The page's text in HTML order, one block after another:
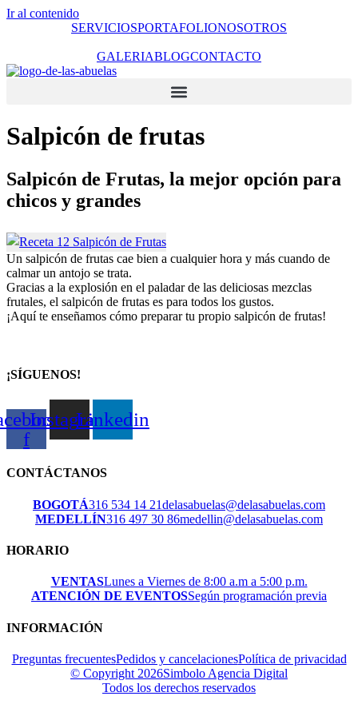
Ir al contenido
SERVICIOSPORTAFOLIONOSOTROS
GALERIABLOGCONTACTO
Salpicón de frutas
Salpicón de Frutas, la mejor opción para
chicos y grandes
Un salpicón de frutas cae bien a cualquier hora y más cuando de
calmar un antojo se trata.
Gracias a la explosión en el paladar de las deliciosas mezclas
frutales, el salpicón de frutas es para todos los gustos.
¡Aquí te enseñamos cómo preparar tu propio salpicón de frutas!
¡SÍGUENOS!
f
InstagramLinkedin
CONTÁCTANOS
BOGOTÁ316 534 14 21delasabuelas@delasabuelas.com
MEDELLÍN316 497 30 86medellin@delasabuelas.com
HORARIO
VENTASLunes a Viernes de 8:00 a.m a 5:00 p.m.
ATENCIÓN DE EVENTOSSegún programación previa
INFORMACIÓN
Preguntas frecuentesPedidos y cancelacionesPolítica de privacidad
© Copyright 2026Simbolo Agencia Digital
Todos los derechos reservados